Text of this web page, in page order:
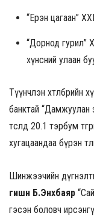
“Ерэн цагаан”
“Дорнод гурил”
хүнсний улаан
Түүнчлэн
банктай “Дамжуулан
төсөлд 20.1 тэрбум
хугацаандаа бүрэн
Шинжээчийн
гишүүн Б.Энхбаяр
гэсэн боловч